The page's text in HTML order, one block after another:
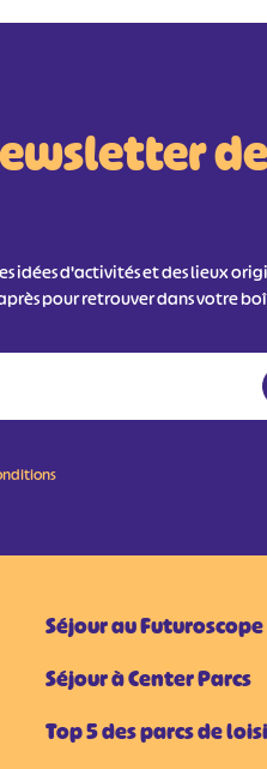
idées d'activités et des lieux
pour retrouver dans votre
Séjour au Futuroscope
Séjour à Center Parcs
Top 5 des parcs de